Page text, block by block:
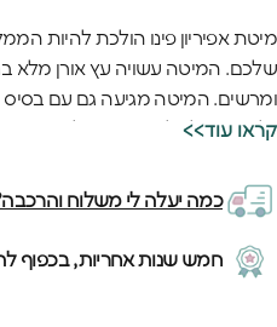
מיטת אפיריון פינו הולכת להיות
שלכם. המיטה עשויה עץ אורן מלא
ומרשים. המיטה מגיעה גם עם בסיס
וילונות המלמלה שאפשר לראות
נכנסת למיטה.
<<קראו עוד
כמה יעלה לי משלוח
חמש שנות אחריות, בכפוף